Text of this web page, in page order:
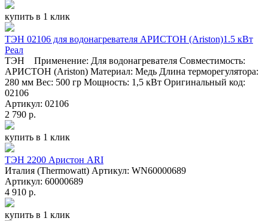
купить в 1 клик
ТЭН 02106 для водонагревателя АРИСТОН (Ariston)1.5 кВт
Реал
ТЭН Применение: Для водонагревателя Совместимость:
АРИСТОН (Ariston) Материал: Медь Длина терморегулятора:
280 мм Вес: 500 гр Мощность: 1,5 кВт Оригинальный код:
02106
Артикул: 02106
2 790 р.
купить в 1 клик
ТЭН 2200 Аристон ARI
Италия (Thermowatt) Артикул: WN60000689
Артикул: 60000689
4 910 р.
купить в 1 клик